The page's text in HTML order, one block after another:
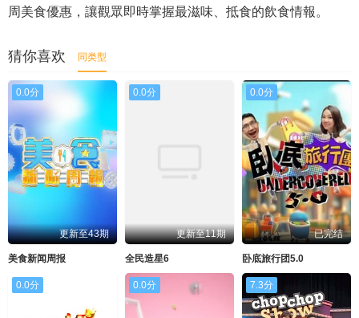
周美食優惠，讓觀眾即時掌握最滋味、抵食的飲食情報。
猜你喜欢 同类型
0.0分
更新至43期
美食新闻周报
0.0分
更新至11期
全民造星6
0.0分
已完结
卧底旅行团5.0
0.0分 0.0分 7.3分